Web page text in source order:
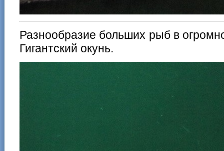
Разнообразие больших рыб в
Гигантский окунь.